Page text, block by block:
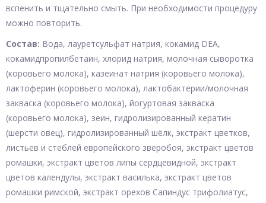
вспенить и тщательно смыть. При необходимости процедуру
можно повторить.
Состав: Вода, лауретсульфат натрия, кокамид DEA,
кокамидпропилбетаин, хлорид натрия, молочная сыворотка
(коровьего молока), казеинат натрия (коровьего молока),
лактоферин (коровьего молока), лактобактерии/молочная
закваска (коровьего молока), йогуртовая закваска
(коровьего молока), зеин, гидролизированный кератин
(шерсти овец), гидролизированный шёлк, экстракт цветков,
листьев и стеблей европейского зверобоя, экстракт цветов
ромашки, экстракт цветов липы сердцевидной, экстракт
цветов календулы, экстракт василька, экстракт цветов
ромашки римской, экстракт орехов Сапиндус трифолиатус,